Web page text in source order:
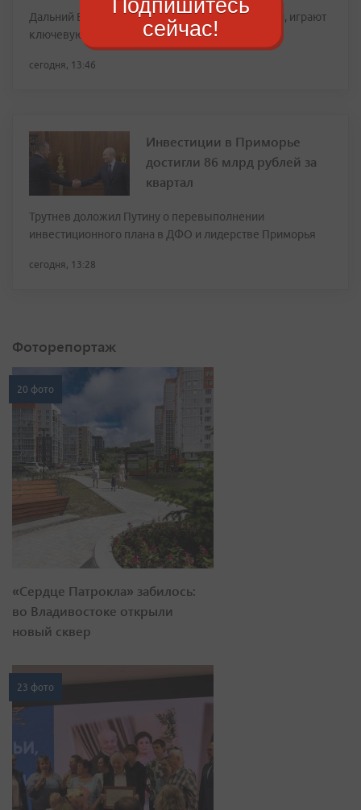
Дальний Восток России, и Приморье в частности, играют
ключевую роль в морских путях
сегодня, 13:46
Инвестиции в Приморье
достигли 86 млрд рублей за
квартал
Трутнев доложил Путину о перевыполнении
инвестиционного плана в ДФО и лидерстве Приморья
сегодня, 13:28
Фоторепортаж
20 фото
«Сердце Патрокла» забилось:
во Владивостоке открыли
новый сквер
23 фото
Подпишитесь
сейчас!